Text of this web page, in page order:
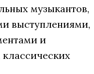
музыкантов,
выступлениями,
и